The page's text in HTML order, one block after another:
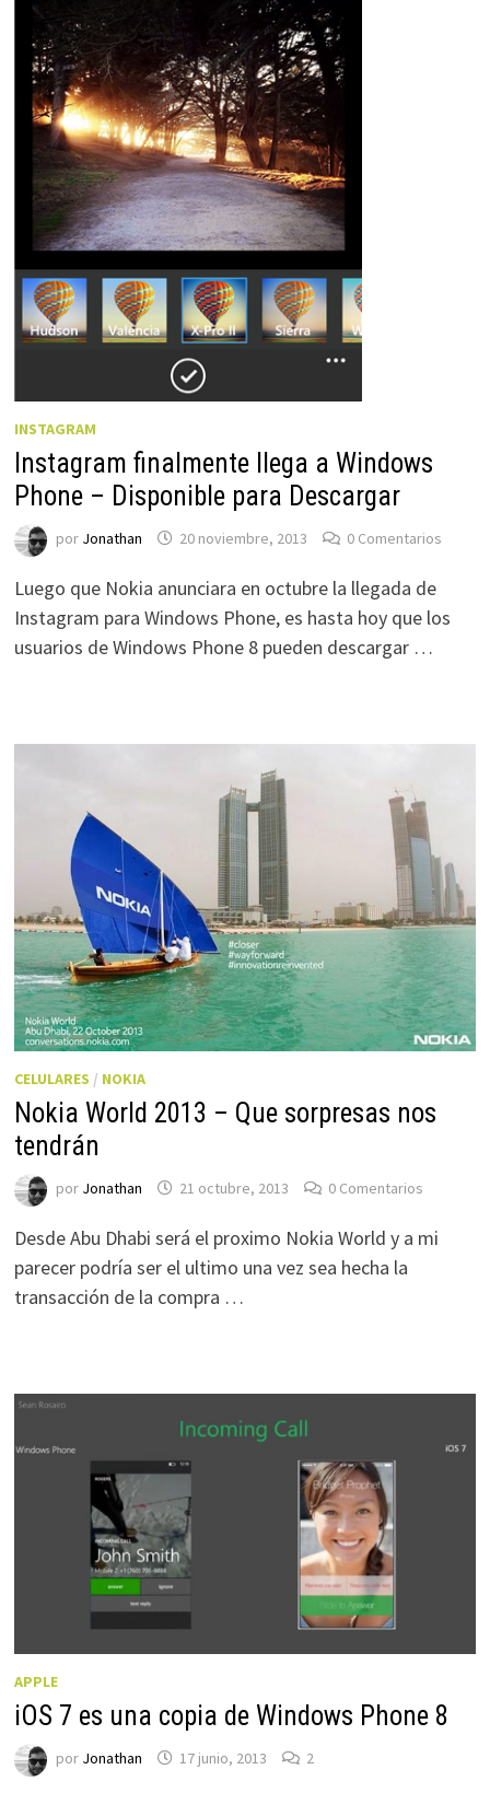
INSTAGRAM
Instagram finalmente llega a Windows
Phone – Disponible para Descargar
por Jonathan 20 noviembre, 2013 0 Comentarios
Luego que Nokia anunciara en octubre la llegada de
Instagram para Windows Phone, es hasta hoy que los
usuarios de Windows Phone 8 pueden descargar …
CELULARES / NOKIA
Nokia World 2013 – Que sorpresas nos
tendrán
por Jonathan 21 octubre, 2013 0 Comentarios
Desde Abu Dhabi será el proximo Nokia World y a mi
parecer podría ser el ultimo una vez sea hecha la
transacción de la compra …
APPLE
iOS 7 es una copia de Windows Phone 8
por Jonathan 17 junio, 2013 2